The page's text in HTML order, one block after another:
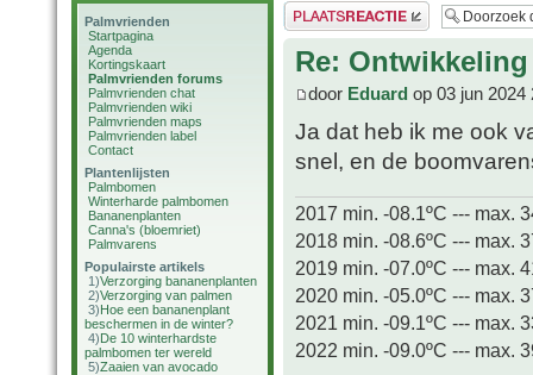
Palmvrienden
Startpagina
Agenda
Kortingskaart
Palmvrienden forums
Palmvrienden chat
Palmvrienden wiki
Palmvrienden maps
Palmvrienden label
Contact
Plantenlijsten
Palmbomen
Winterharde palmbomen
Bananenplanten
Canna's (bloemriet)
Palmvarens
Populairste artikels
1)Verzorging bananenplanten
2)Verzorging van palmen
3)Hoe een bananenplant
beschermen in de winter?
4)De 10 winterhardste
palmbomen ter wereld
5)Zaaien van avocado
Plaats een reactie
Re:
door Eduard op 03 jun 2024
Ja dat heb ik me ook
snel, en de
2017 min. -08.1ºC --- max.
2018 min. -08.6ºC --- max.
2019 min. -07.0ºC --- max.
2020 min. -05.0ºC --- max.
2021 min. -09.1ºC --- max.
2022 min. -09.0ºC --- max.